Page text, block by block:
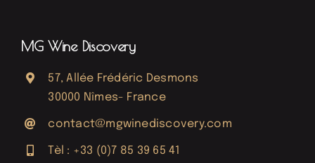
MG Wine Discovery
57, Allée Frédéric Desmons
30000 Nîmes- France
contact@mgwinediscovery.com
Tèl : +33 (0)7 85 39 65 41